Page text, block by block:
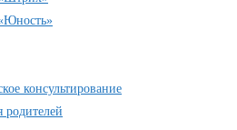
консультирование